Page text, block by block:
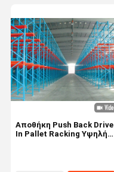
Αποθήκη Push Back Drive
In Pallet Racking Υψηλής